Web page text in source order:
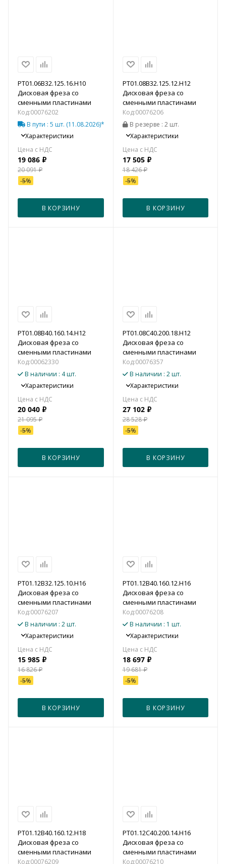
PT01.06B32.125.16.H10
Дисковая фреза со
сменными пластинами
Код:00076202
В пути : 5 шт. (11.08.2026)*
Характеристики
19 086 ₽
20 091₽
-5%
В КОРЗИНУ
PT01.08B32.125.12.H12
Дисковая фреза со
сменными пластинами
Код:00076206
В резерве : 2 шт.
Характеристики
17 505₽
18 426₽
-5%
В КОРЗИНУ
PT01.08B40.160.14.H12
Дисковая фреза со
сменными пластинами
Код:00062330
В наличии : 4 шт.
Характеристики
20 040 ₽
21 095₽
-5%
В КОРЗИНУ
PT01.08C40.200.18.H12
Дисковая фреза со
сменными пластинами
Код:00076357
В наличии : 2 шт.
Характеристики
27 102₽
28 528₽
-5%
В КОРЗИНУ
PT01.12B32.125.10.H16
Дисковая фреза со
сменными пластинами
Код:00076207
В наличии : 2 шт.
Характеристики
15 985 ₽
16 826₽
-5%
В КОРЗИНУ
PT01.12B40.160.12.H16
Дисковая фреза со
сменными пластинами
Код:00076208
В наличии : 1 шт.
Характеристики
18 697₽
19 681₽
-5%
В КОРЗИНУ
PT01.12B40.160.12.H18
Дисковая фреза со
сменными пластинами
Код:00076209
PT01.12C40.200.14.H16
Дисковая фреза со
сменными пластинами
Код:00076210